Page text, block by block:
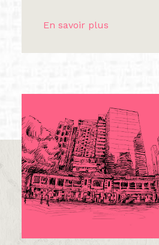
En savoir plus